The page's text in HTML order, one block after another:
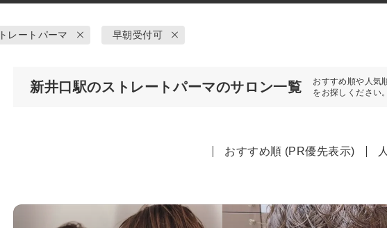
レートパーマ 早朝受付可
新井口駅のストレートパーマのサロン一覧
おすすめ順や人気
をお探しください。
おすすめ順 (PR優先表示)